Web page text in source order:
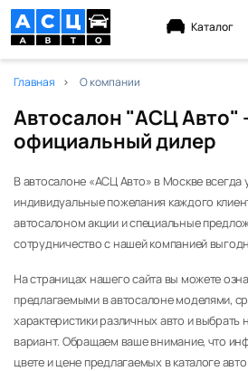
Каталог
Главная О компании
Автосалон "АСЦ Авто"
официальный дилер
В автосалоне «АСЦ Авто» в Москве всегда
индивидуальные пожелания каждого
автосалоном акции и специальные
сотрудничество с нашей компанией
На страницах нашего сайта вы можете
предлагаемыми в автосалоне моделями,
характеристики различных авто и
вариант. Обращаем ваше внимание, что
цвете и цене предлагаемых в каталоге